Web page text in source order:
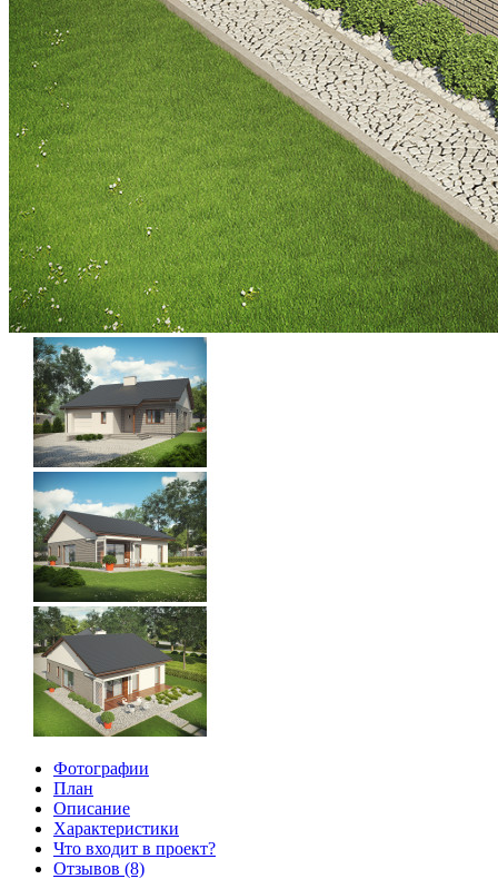
Фотографии
План
Описание
Характеристики
Что входит в проект?
Отзывов (8)